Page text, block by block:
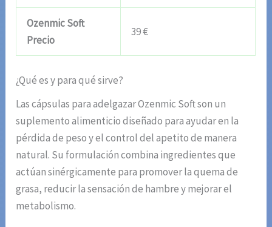
Ozenmic Soft
Precio
39 €
¿Qué es y para qué sirve?
Las cápsulas para adelgazar Ozenmic Soft son un
suplemento alimenticio diseñado para ayudar en la
pérdida de peso y el control del apetito de manera
natural. Su formulación combina ingredientes que
actúan sinérgicamente para promover la quema de
grasa, reducir la sensación de hambre y mejorar el
metabolismo.